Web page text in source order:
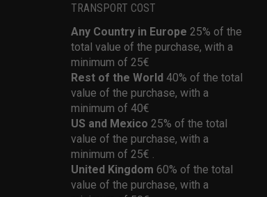
TRANSPORT COST
Any Country in Europe 25% of the
total value of the purchase, with a
minimum of 25€
Rest of the World 40% of the total
value of the purchase, with a
minimum of 40€
US and Mexico 25% of the total
value of the purchase, with a
minimum of 25€ .
United Kingdom 60% of the total
value of the purchase, with a